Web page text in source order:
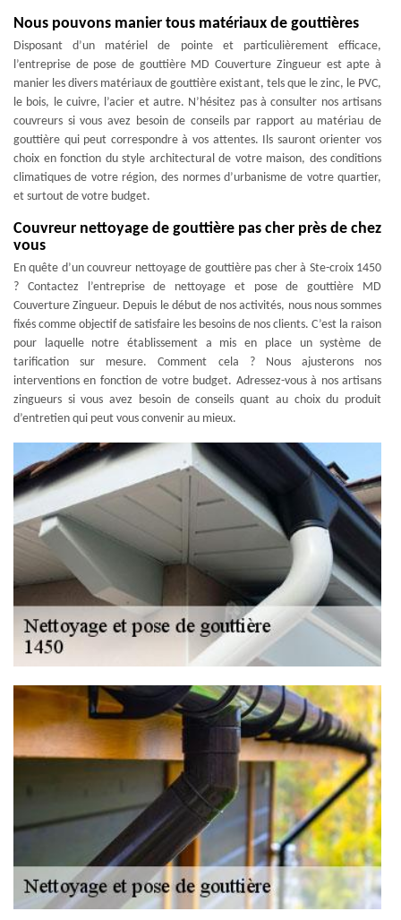
Nous pouvons manier tous matériaux de gouttières
Disposant d’un matériel de pointe et particulièrement efficace,
l’entreprise de pose de gouttière MD Couverture Zingueur est apte à
manier les divers matériaux de gouttière existant, tels que le zinc, le PVC,
le bois, le cuivre, l’acier et autre. N’hésitez pas à consulter nos artisans
couvreurs si vous avez besoin de conseils par rapport au matériau de
gouttière qui peut correspondre à vos attentes. Ils sauront orienter vos
choix en fonction du style architectural de votre maison, des conditions
climatiques de votre région, des normes d’urbanisme de votre quartier,
et surtout de votre budget.
Couvreur nettoyage de gouttière pas cher près de chez
vous
En quête d’un couvreur nettoyage de gouttière pas cher à Ste-croix 1450
? Contactez l’entreprise de nettoyage et pose de gouttière MD
Couverture Zingueur. Depuis le début de nos activités, nous nous sommes
fixés comme objectif de satisfaire les besoins de nos clients. C’est la raison
pour laquelle notre établissement a mis en place un système de
tarification sur mesure. Comment cela ? Nous ajusterons nos
interventions en fonction de votre budget. Adressez-vous à nos artisans
zingueurs si vous avez besoin de conseils quant au choix du produit
d’entretien qui peut vous convenir au mieux.